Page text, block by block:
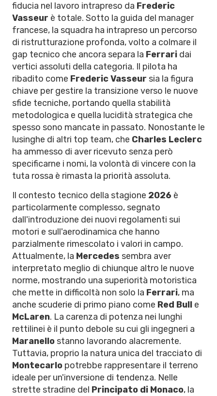
fiducia nel lavoro intrapreso da Frederic
Vasseur è totale. Sotto la guida del manager
francese, la squadra ha intrapreso un percorso
di ristrutturazione profonda, volto a colmare il
gap tecnico che ancora separa la Ferrari dai
vertici assoluti della categoria. Il pilota ha
ribadito come Frederic Vasseur sia la figura
chiave per gestire la transizione verso le nuove
sfide tecniche, portando quella stabilità
metodologica e quella lucidità strategica che
spesso sono mancate in passato. Nonostante le
lusinghe di altri top team, che Charles Leclerc
ha ammesso di aver ricevuto senza però
specificarne i nomi, la volontà di vincere con la
tuta rossa è rimasta la priorità assoluta.
Il contesto tecnico della stagione 2026 è
particolarmente complesso, segnato
dall'introduzione dei nuovi regolamenti sui
motori e sull'aerodinamica che hanno
parzialmente rimescolato i valori in campo.
Attualmente, la Mercedes sembra aver
interpretato meglio di chiunque altro le nuove
norme, mostrando una superiorità motoristica
che mette in difficoltà non solo la Ferrari, ma
anche scuderie di primo piano come Red Bull e
McLaren. La carenza di potenza nei lunghi
rettilinei è il punto debole su cui gli ingegneri a
Maranello stanno lavorando alacremente.
Tuttavia, proprio la natura unica del tracciato di
Montecarlo potrebbe rappresentare il terreno
ideale per un'inversione di tendenza. Nelle
strette stradine del Principato di Monaco, la